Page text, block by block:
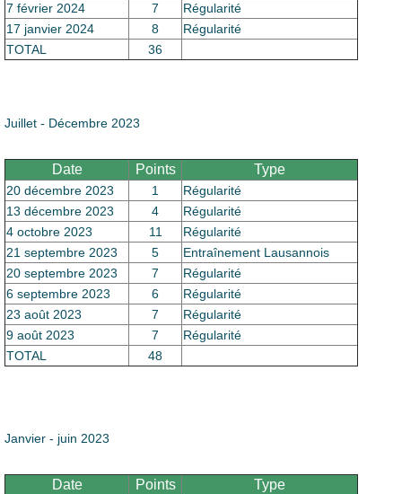
7 février 2024
7
Régularité
17 janvier 2024
8
Régularité
TOTAL
36
Juillet - Décembre 2023
Date Points Type
20 décembre 2023 1
Régularité
13 décembre 2023
4
Régularité
4 octobre 2023
11
Régularité
21 septembre 2023
5
Entraînement Lausannois
20 septembre 2023
7
Régularité
6 septembre 2023
6
Régularité
23 août 2023
7
Régularité
9 août 2023
7
Régularité
TOTAL
48
Janvier - juin 2023
Date Points Type